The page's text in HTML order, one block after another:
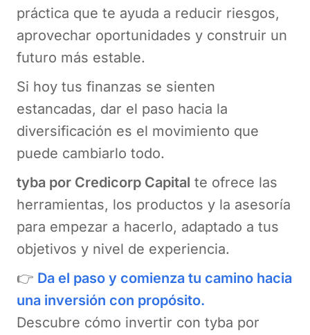
práctica que te ayuda a reducir riesgos,
aprovechar oportunidades y construir un
futuro más estable.
Si hoy tus finanzas se sienten
estancadas, dar el paso hacia la
diversificación es el movimiento que
puede cambiarlo todo.
tyba por Credicorp Capital te ofrece las
herramientas, los productos y la asesoría
para empezar a hacerlo, adaptado a tus
objetivos y nivel de experiencia.
👉 Da el paso y comienza tu camino hacia
una inversión con propósito.
Descubre cómo invertir con tyba por